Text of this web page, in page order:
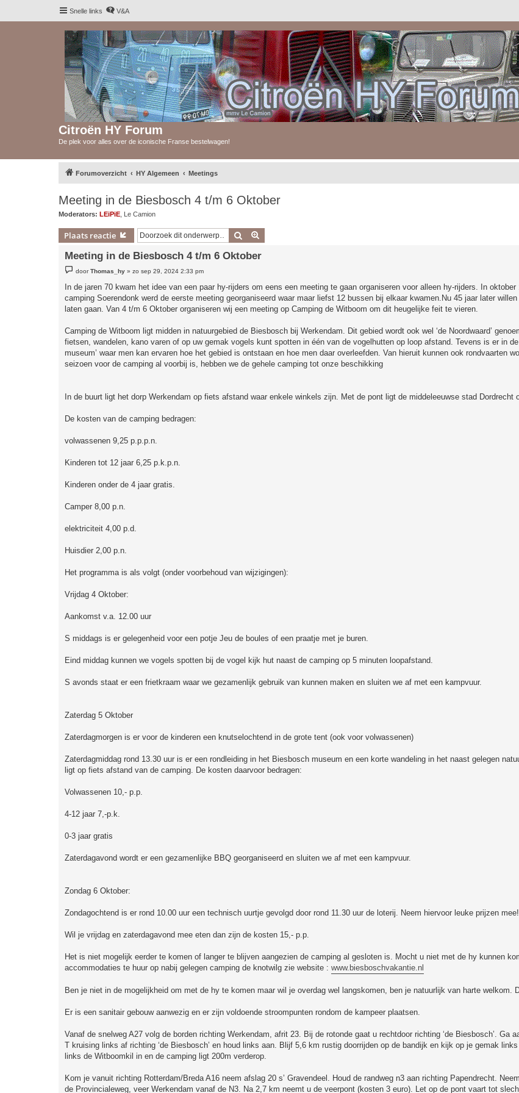
Snelle links V&A
Citroën HY Forum
De plek voor alles over de iconische Franse bestelwagen!
Forumoverzicht HY Algemeen Meetings
Meeting in de Biesbosch 4 t/m 6 Oktober
Moderators: LEiPiE Le Camion
Plaats reactie Zoek
Meeting in de Biesbosch 4 t/m 6 Oktober
e
i
c
t
doorThomas_hy »zo sep 29, 2024 2:33 pm
In de jaren 70 kwam het idee van een paar hy-rijders om eens een meeting te gaan organiseren voor alleen hy-rijders. In
camping Soerendonk werd de eerste meeting georganiseerd waar maar liefst 12 bussen bij elkaar kwamen.Nu 45 jaar later
laten gaan. Van 4 t/m 6 Oktober organiseren wij een meeting op Camping de Witboom om dit heugelijke feit te vieren.
Camping de Witboom ligt midden in natuurgebied de Biesbosch bij Werkendam. Dit gebied wordt ook wel ‘de Noordwaard’
fietsen, wandelen, kano varen of op uw gemak vogels kunt spotten in één van de vogelhutten op loop afstand. Tevens is er in
museum’ waar men kan ervaren hoe het gebied is ontstaan en hoe men daar overleefden. Van hieruit kunnen ook rondvaarten
seizoen voor de camping al voorbij is, hebben we de gehele camping tot onze beschikking
In de buurt ligt het dorp Werkendam op fiets afstand waar enkele winkels zijn. Met de pont ligt de middeleeuwse stad Dordrecht
De kosten van de camping bedragen:
volwassenen 9,25 p.p.p.n.
Kinderen tot 12 jaar 6,25 p.k.p.n.
Kinderen onder de 4 jaar gratis.
Camper 8,00 p.n.
elektriciteit 4,00 p.d.
Huisdier 2,00 p.n.
Het programma is als volgt (onder voorbehoud van wijzigingen):
Vrijdag 4 Oktober:
Aankomst v.a. 12.00 uur
S middags is er gelegenheid voor een potje Jeu de boules of een praatje met je buren.
Eind middag kunnen we vogels spotten bij de vogel kijk hut naast de camping op 5 minuten loopafstand.
S avonds staat er een frietkraam waar we gezamenlijk gebruik van kunnen maken en sluiten we af met een kampvuur.
Zaterdag 5 Oktober
Zaterdagmorgen is er voor de kinderen een knutselochtend in de grote tent (ook voor volwassenen)
Zaterdagmiddag rond 13.30 uur is er een rondleiding in het Biesbosch museum en een korte wandeling in het naast gelegen
ligt op fiets afstand van de camping. De kosten daarvoor bedragen:
Volwassenen 10,- p.p.
4-12 jaar 7,-p.k.
0-3 jaar gratis
Zaterdagavond wordt er een gezamenlijke BBQ georganiseerd en sluiten we af met een kampvuur.
Zondag 6 Oktober:
Zondagochtend is er rond 10.00 uur een technisch uurtje gevolgd door rond 11.30 uur de loterij. Neem hiervoor leuke prijzen mee!
Wil je vrijdag en zaterdagavond mee eten dan zijn de kosten 15,- p.p.
Het is niet mogelijk eerder te komen of langer te blijven aangezien de camping al gesloten is. Mocht u niet met de hy kunnen
accommodaties te huur op nabij gelegen camping de knotwilg zie website : www.biesboschvakantie.nl
Ben je niet in de mogelijkheid om met de hy te komen maar wil je overdag wel langskomen, ben je natuurlijk van harte welkom.
Er is een sanitair gebouw aanwezig en er zijn voldoende stroompunten rondom de kampeer plaatsen.
Vanaf de snelweg A27 volg de borden richting Werkendam, afrit 23. Bij de rotonde gaat u rechtdoor richting ‘de Biesbosch’. Ga
T kruising links af richting ‘de Biesbosch’ en houd links aan. Blijf 5,6 km rustig doorrijden op de bandijk en kijk op je gemak
links de Witboomkil in en de camping ligt 200m verderop.
Kom je vanuit richting Rotterdam/Breda A16 neem afslag 20 s’ Gravendeel. Houd de randweg n3 aan richting Papendrecht.
de Provincialeweg, veer Werkendam vanaf de N3. Na 2,7 km neemt u de veerpont (kosten 3 euro). Let op de pont vaart tot